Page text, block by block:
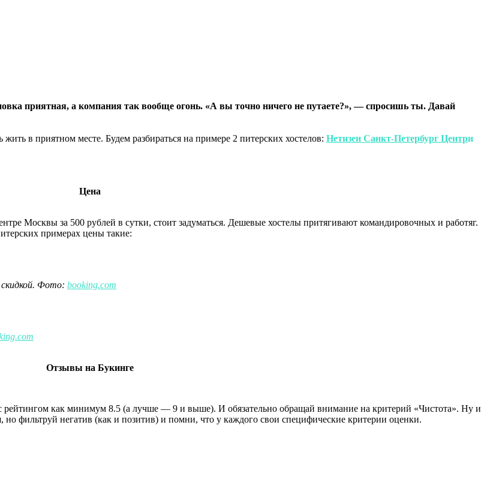
приятная, а компания так вообще огонь. «А вы точно ничего не путаете?», — спросишь ты. Давай
в приятном месте. Будем разбираться на примере 2 питерских хостелов: Нетизен Санкт-Петербург Центри
Цена
Москвы за 500 рублей в сутки, стоит задуматься. Дешевые хостелы притягивают командировочных и работяг.
примерах цены такие:
Фото: booking.com
Отзывы на Букинге
как минимум 8.5 (а лучше — 9 и выше). И обязательно обращай внимание на критерий «Чистота». Ну и
фильтруй негатив (как и позитив) и помни, что у каждого свои специфические критерии оценки.